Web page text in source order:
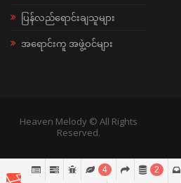
ပြန်လည်ရောင်းချသူများ
အရောင်းကူ အဖွဲ့ဝင်များ
Heaven Melody © All Rights
Reserved.
4 2